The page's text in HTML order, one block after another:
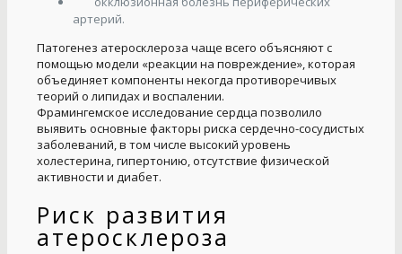
артерий.
Патогенез атеросклероза чаще всего объясняют с
помощью модели «реакции на повреждение», которая
объединяет компоненты некогда противоречивых
теорий о липидах и воспалении.
Фрамингемское исследование сердца позволило
выявить основные факторы риска сердечно-сосудистых
заболеваний, в том числе высокий уровень
холестерина, гипертонию, отсутствие физической
активности и диабет.
Риск развития
атеросклероза